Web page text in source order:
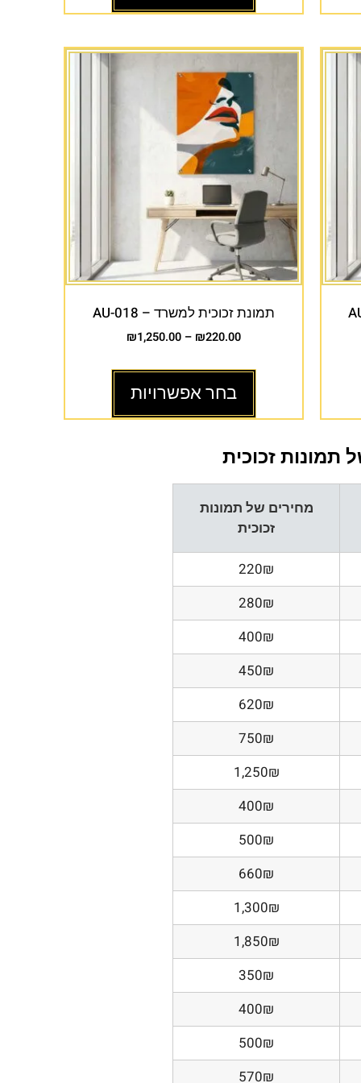
תמונת זכוכית למשרד – AU-018
₪220.00
–
₪1,250.00
בחר אפשרויות
תמונות זכוכית
מחירים של תמונות
זכוכית
220₪
280₪
400₪
450₪
620₪
750₪
1,250₪
400₪
500₪
660₪
1,300₪
1,850₪
350₪
400₪
500₪
570₪